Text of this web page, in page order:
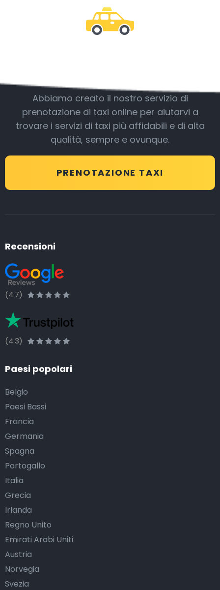
Abbiamo creato il nostro servizio di
prenotazione di taxi online per aiutarvi a
trovare i servizi di taxi più affidabili e di alta
qualità, sempre e ovunque.
PRENOTAZIONE TAXI
Recensioni
(4.7)
(4.3)
Paesi popolari
Belgio
Paesi Bassi
Francia
Germania
Spagna
Portogallo
Italia
Grecia
Irlanda
Regno Unito
Emirati Arabi Uniti
Austria
Norvegia
Svezia